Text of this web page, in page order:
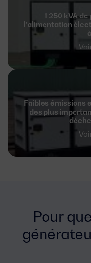
1 250 kVA
l’alimentation
Faibles émissions
des plus
Pour